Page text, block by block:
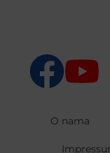
O nama